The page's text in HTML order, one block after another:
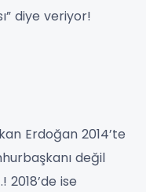
diye veriyor!
Erdoğan 2014’te
değil
2018’de ise